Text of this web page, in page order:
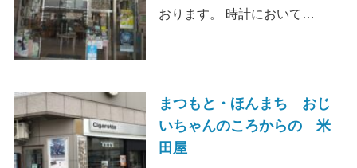
おります。 時計において…
まつもと・ほんまち おじ
いちゃんのころからの 米
田屋